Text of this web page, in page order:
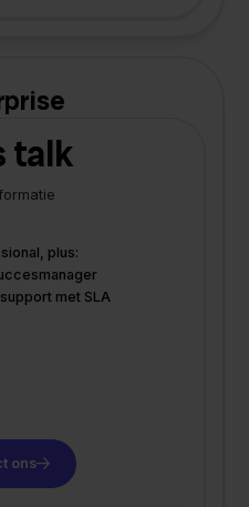
talk
plus:
met SLA
ons